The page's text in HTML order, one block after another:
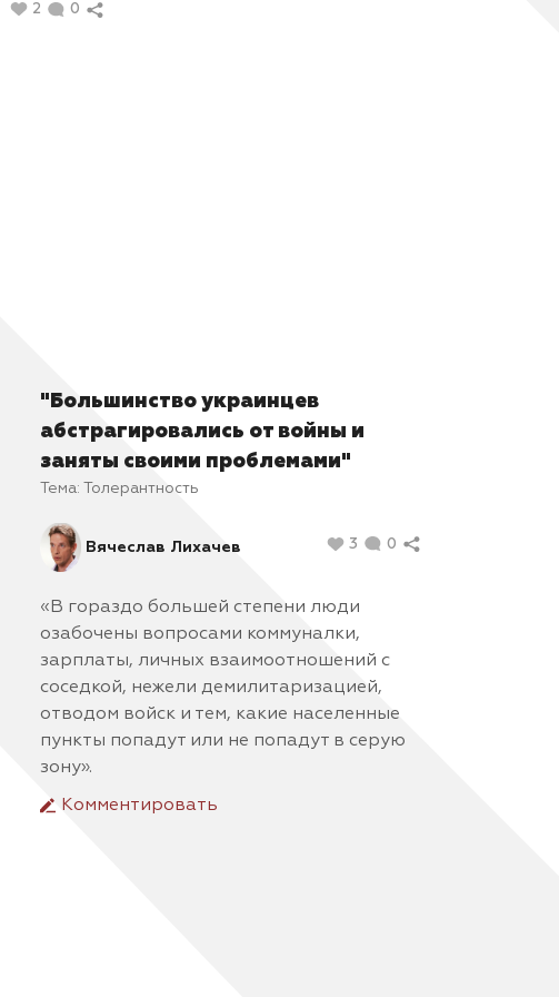
2 0
"Большинство украинцев
абстрагировались от войны и
заняты своими проблемами"
Тема: Толерантность
Вячеслав Лихачев 3 0
«В гораздо большей степени люди
озабочены вопросами коммуналки,
зарплаты, личных взаимоотношений с
соседкой, нежели демилитаризацией,
отводом войск и тем, какие населенные
пункты попадут или не попадут в серую
зону».
Комментировать